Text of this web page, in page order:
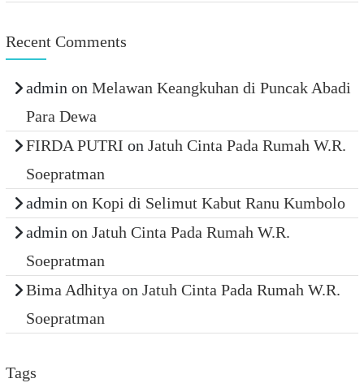
Recent Comments
admin on Melawan Keangkuhan di Puncak Abadi
Para Dewa
FIRDA PUTRI on Jatuh Cinta Pada Rumah W.R.
Soepratman
admin on Kopi di Selimut Kabut Ranu Kumbolo
admin on Jatuh Cinta Pada Rumah W.R.
Soepratman
Bima Adhitya on Jatuh Cinta Pada Rumah W.R.
Soepratman
Tags